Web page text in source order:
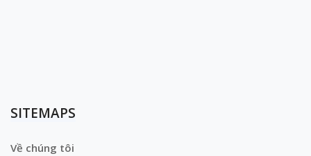
SITEMAPS
Về chúng tôi